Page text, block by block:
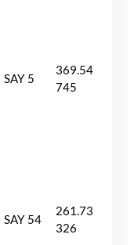
SAY 5
369.54
745
SAY 54
261.73
326